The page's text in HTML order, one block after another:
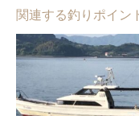
関連する釣りポイン